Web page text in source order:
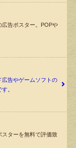
広告ポスター。POPや
告やゲームソフトの
。
スターを無料で評価致